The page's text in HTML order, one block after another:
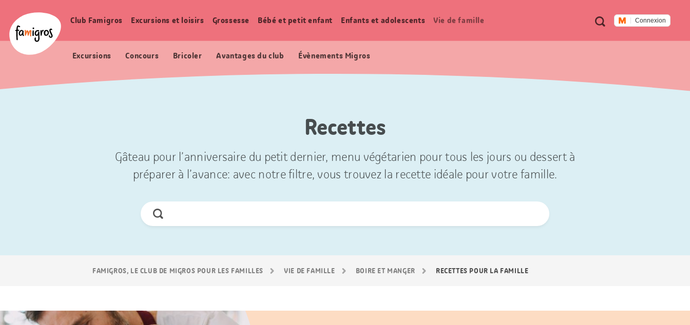
navigation
Logo
Métanavigation
RechercheConnexion
Navigation
Club Famigros Excursions et loisirs Grossesse Bébé et petit enfant Enfants et adolescents Vie de famille
Excursions Concours Bricoler Avantages du club Évènements Migros
Recettes
Gâteau pour l’anniversaire du petit dernier, menu végétarien pour tous les jours ou dessert à
préparer à l’avance: avec notre filtre, vous trouvez la recette idéale pour votre famille.
Chercher
FAMIGROS, LE CLUB DE MIGROS POUR LES FAMILLES VIE DE FAMILLE BOIRE ET MANGER RECETTES POUR LA FAMILLE